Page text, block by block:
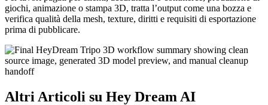
giochi, animazione o stampa 3D, tratta l’output come una bozza e
verifica qualità della mesh, texture, diritti e requisiti di esportazione
prima di pubblicare.
Altri Articoli su Hey Dream AI